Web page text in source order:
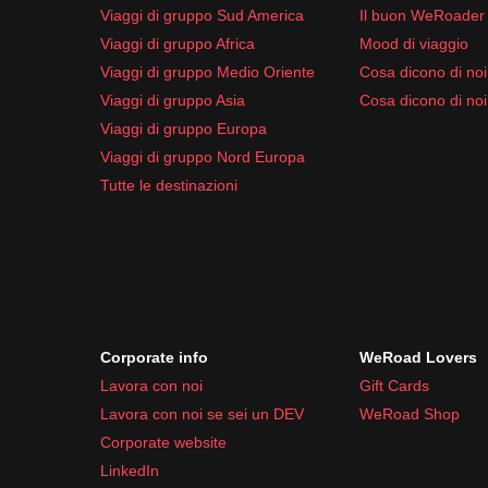
Farmaci comuni da viaggio come
antidiarroici
Viaggi di gruppo Sud America
Viaggi di gruppo Africa
Viaggi di gruppo Medio Oriente
Viaggi di gruppo Asia
Viaggi di gruppo Europa
Viaggi di gruppo Nord Europa
Tutte le destinazioni
Il buon WeRoader
Mood di viaggio
Cosa dicono di
Cosa dicono di
Corporate info
Lavora con noi
Lavora con noi se sei un DEV
Corporate website
LinkedIn
WeRoad Lovers
Gift Cards
WeRoad Shop